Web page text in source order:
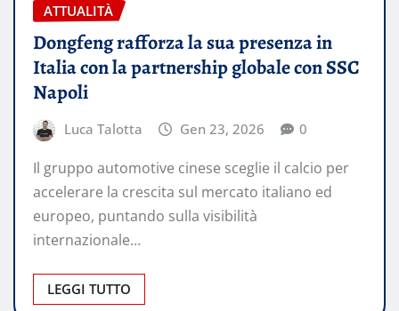
ATTUALITÀ
Dongfeng rafforza la sua presenza in
Italia con la partnership globale con SSC
Napoli
Luca Talotta Gen 23, 2026 0
Il gruppo automotive cinese sceglie il calcio per
accelerare la crescita sul mercato italiano ed
europeo, puntando sulla visibilità
internazionale…
LEGGI TUTTO